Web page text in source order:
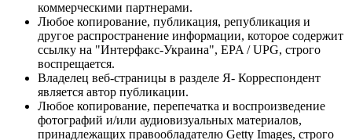
коммерческими партнерами.
Любое копирование, публикация, републикация и
другое распространение информации, которое содержит
ссылку на "Интерфакс-Украина", EPA / UPG, строго
воспрещается.
Владелец веб-страницы в разделе Я- Корреспондент
является автор публикации.
Любое копирование, перепечатка и воспроизведение
фотографий и/или аудиовизуальных материалов,
принадлежащих правообладателю Getty Images, строго